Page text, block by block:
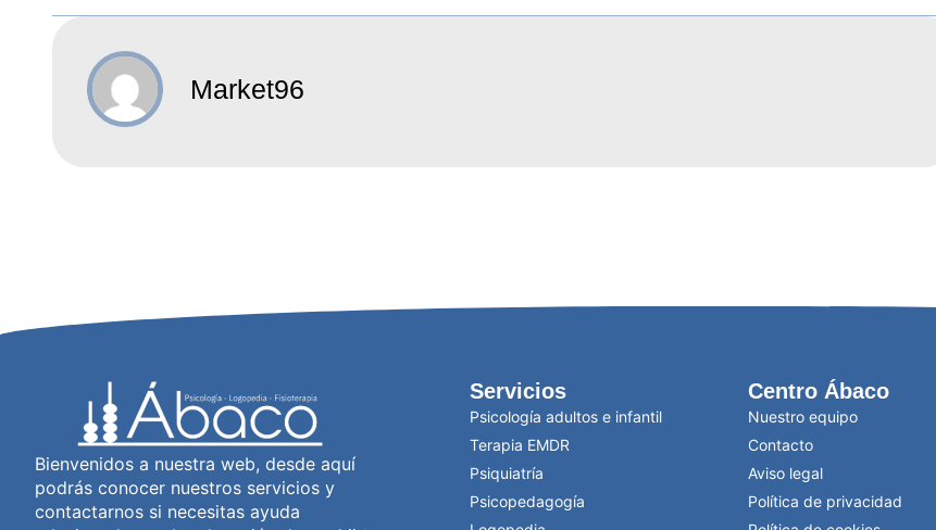
Market96
Bienvenidos a nuestra web, desde aquí
podrás conocer nuestros servicios y
contactarnos si necesitas ayuda
Servicios
Psicología adultos e infantil
Terapia EMDR
Psiquiatría
Psicopedagogía
Centro Ábaco
Nuestro equipo
Contacto
Aviso legal
Política de privacidad